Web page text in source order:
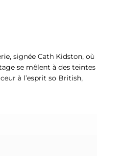
signée Cath Kidston, où
se mêlent à des teintes
à l’esprit so British,